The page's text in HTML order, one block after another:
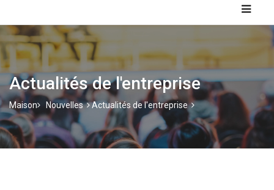
Actualités de l'entreprise
Maison Nouvelles Actualités de l'entreprise